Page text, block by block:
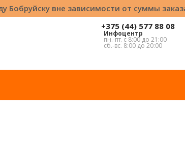
Бобруйску вне зависимости от суммы
+375 (44) 577 88 08
Инфоцентр
пн.-пт. с 8:00 до 21:00
сб.-вс. 8:00 до 20:00